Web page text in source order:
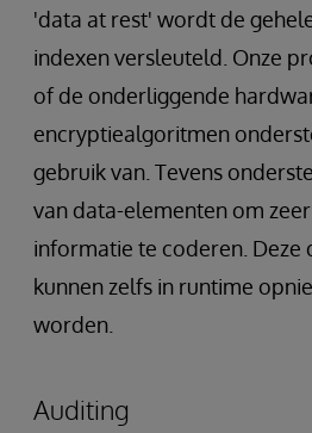
'data at rest' wordt de
indexen versleuteld. Onze
of de onderliggende
encryptiealgoritmen
gebruik van. Tevens
van data-elementen om
informatie te coderen. Deze
kunnen zelfs in runtime
worden.
Auditing